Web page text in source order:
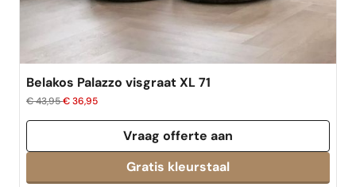
Belakos Palazzo visgraat XL 71
€ 43,95€ 36,95
Vraag offerte aan